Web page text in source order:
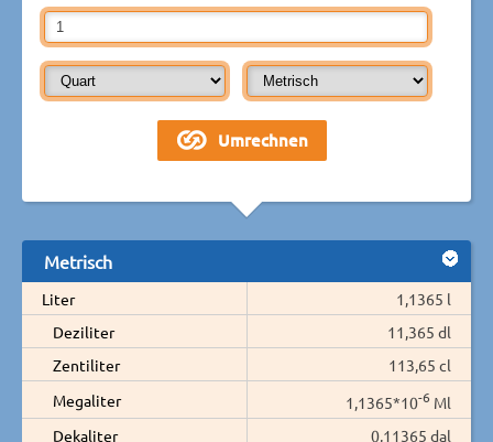
Metrisch
Liter
1,1365 l
Deziliter
11,365 dl
Zentiliter
113,65 cl
Megaliter
1,1365*10-6 Ml
Dekaliter
0,11365 dal